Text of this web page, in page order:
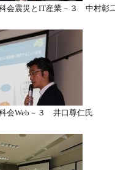
会震災とIT産業－３ 中村彰
会Web－３ 井口尊仁氏